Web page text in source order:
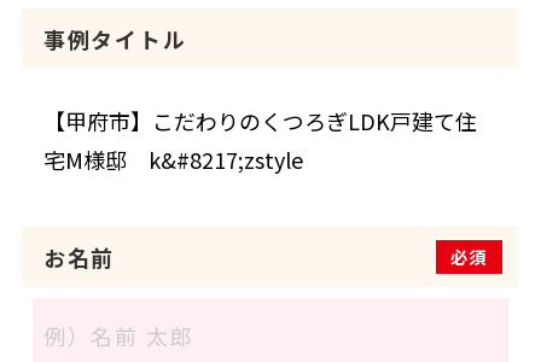
事例タイトル
お名前 必須